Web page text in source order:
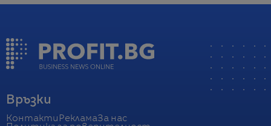
Връзки
Контакти РекламаЗа нас